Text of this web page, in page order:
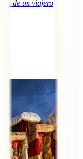
de un viajero